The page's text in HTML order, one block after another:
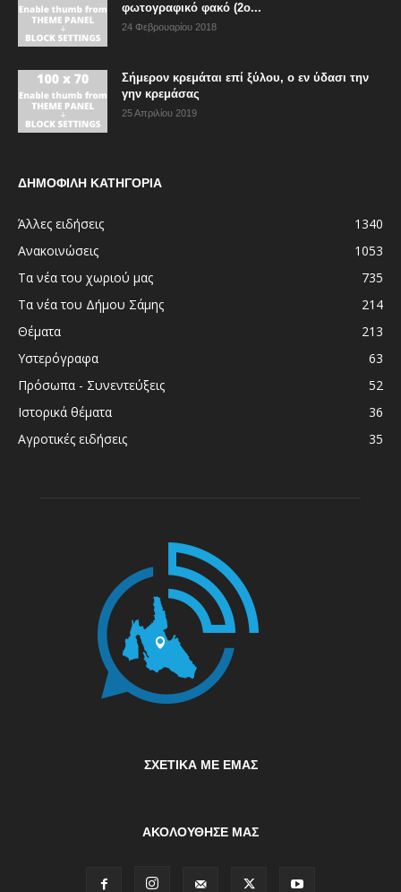
φωτογραφικό φακό (2ο...
24 Φεβρουαρίου 2018
Σήμερον κρεμάται επί ξύλου, ο εν ύδασι την
γην κρεμάσας
25 Απριλίου 2019
ΔΗΜΟΦΙΛΗ ΚΑΤΗΓΟΡΙΑ
Άλλες ειδήσεις
1340
Ανακοινώσεις
1053
Τα νέα του χωριού μας
735
Τα νέα του Δήμου Σάμης
214
Θέματα
213
Υστερόγραφα
63
Πρόσωπα - Συνεντεύξεις
52
Ιστορικά θέματα
36
Αγροτικές ειδήσεις
35
ΣΧΕΤΙΚΆ ΜΕ ΕΜΆΣ
ΑΚΟΛΟΥΘΗΣΕ ΜΑΣ